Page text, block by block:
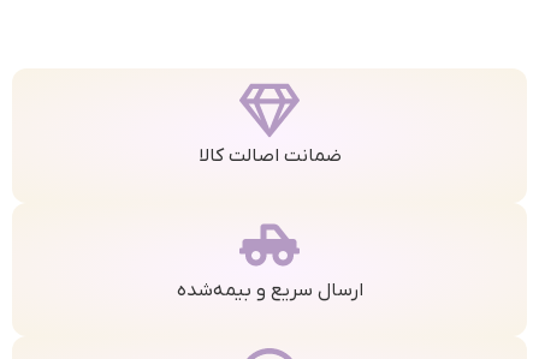
ضمانت اصالت کالا
ارسال سریع و بیمه‌شده